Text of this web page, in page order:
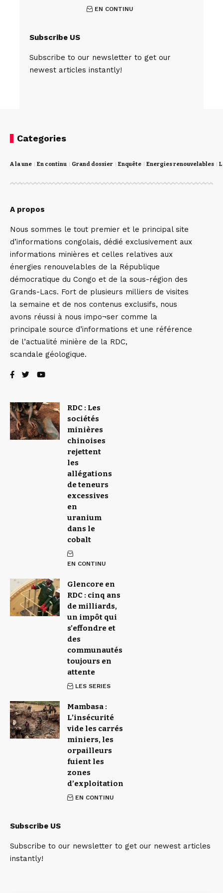
EN CONTINU
Subscribe US
Subscribe to our newsletter to get our
newest articles instantly!
Categories
A la une En continu Grand dossier Enquête Energies renouvelables
A propos
Nous sommes le tout premier et le principal site
d’informations congolais, dédié exclusivement aux
informations minières et celles relatives aux
énergies renouvelables de la République
démocratique du Congo et de la sous-région des
Grands-Lacs. Fort de plusieurs milliers de visites
la semaine et de nos contenus exclusifs, nous
avons réussi à nous impo¬ser comme la
principale source d’informations et une référence
de l’actualité minière de la RDC,
scandale géologique.
RDC : Les
sociétés
minières
chinoises
rejettent
les
allégations
de teneurs
excessives
en
uranium
dans le
cobalt
EN CONTINU
Glencore en
RDC : cinq ans
de milliards,
un impôt qui
s’effondre et
des
communautés
toujours en
attente
LES SERIES
Mambasa :
L’insécurité
vide les carrés
miniers, les
orpailleurs
fuient les
zones
d’exploitation
EN CONTINU
Subscribe US
Subscribe to our newsletter to get our newest articles
instantly!